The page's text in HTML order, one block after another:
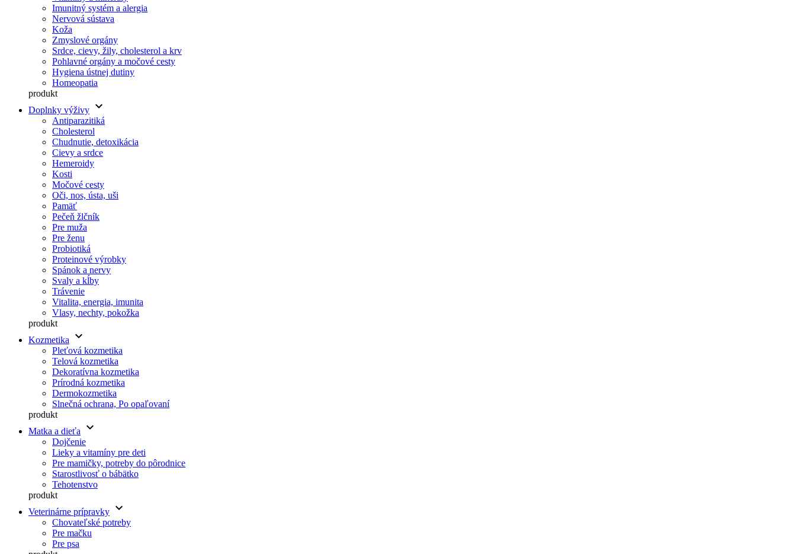
Imunitný systém a alergia
Nervová sústava
Koža
Zmyslové orgány
Srdce, cievy, žily, cholesterol a krv
Pohlavné orgány a močové cesty
Hygiena ústnej dutiny
Homeopatia
produkt
Doplnky výživy keyboard_arrow_down
Antiparazitiká
Cholesterol
Chudnutie, detoxikácia
Cievy a srdce
Hemeroidy
Kosti
Močové cesty
Oči, nos, ústa, uši
Pamäť
Pečeň žlčník
Pre muža
Pre ženu
Probiotiká
Proteinové výrobky
Spánok a nervy
Svaly a kĺby
Trávenie
Vitalita, energia, imunita
Vlasy, nechty, pokožka
produkt
Kozmetika
keyboard_arrow_down
Pleťová kozmetika
Telová kozmetika
Dekoratívna kozmetika
Prírodná kozmetika
Dermokozmetika
Slnečná ochrana, Po opaľovaní
produkt
Matka a dieťa
keyboard_arrow_down
Dojčenie
Lieky a vitamíny pre deti
Pre mamičky, potreby do pôrodnice
Starostlivosť o bábätko
Tehotenstvo
produkt
Veterinárne prípravky keyboard_arrow_down
Chovateľské potreby
Pre mačku
Pre psa